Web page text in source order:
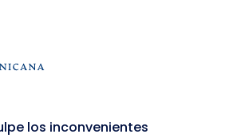
los inconvenientes